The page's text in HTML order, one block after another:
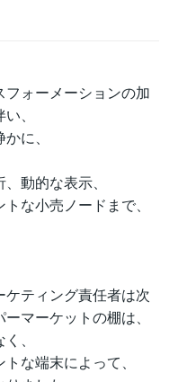
ォーメーションの加
、
に、
動的な表示、
な小売ノードまで、
ティング責任者は次
マーケットの棚は、
、
な端末によって、